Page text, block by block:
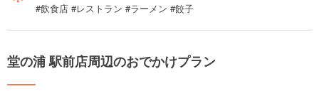
#飲食店 #レストラン #ラーメン #餃子
堂の浦 駅前店周辺のおでかけプラン